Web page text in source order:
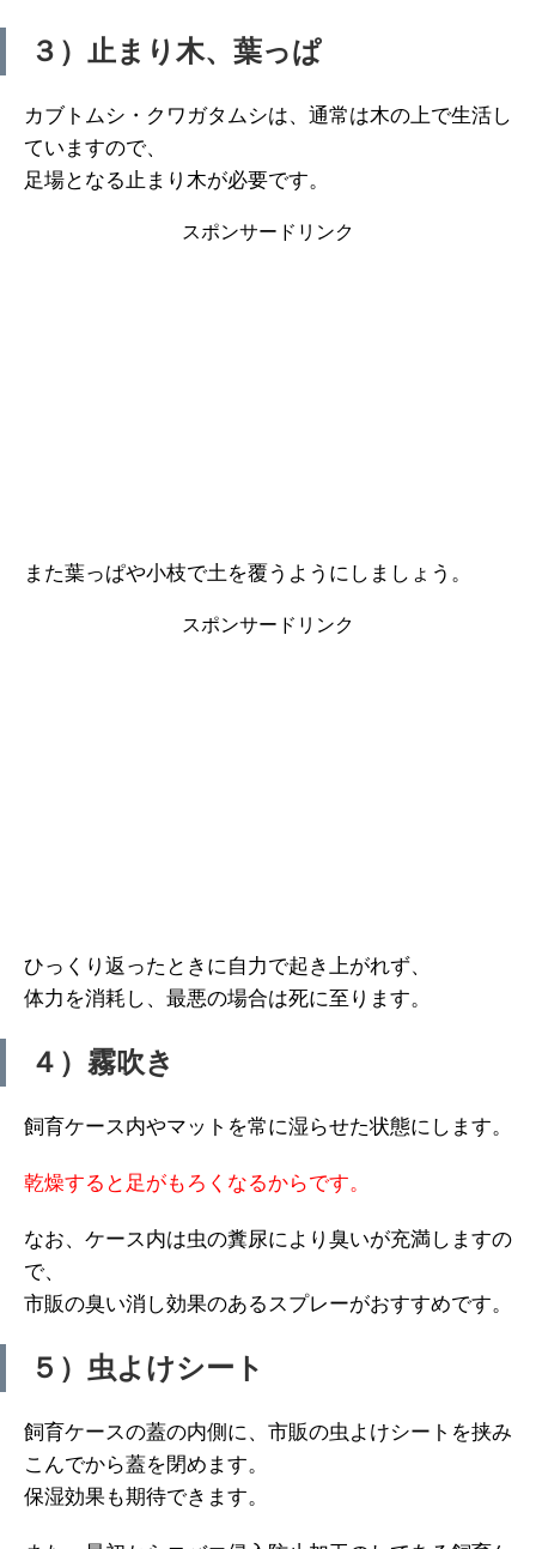
３）止まり木、葉っぱ
カブトムシ・クワガタムシは、通常は木の上で生活し
ていますので、
足場となる止まり木が必要です。
スポンサードリンク
また葉っぱや小枝で土を覆うようにしましょう。
スポンサードリンク
ひっくり返ったときに自力で起き上がれず、
体力を消耗し、最悪の場合は死に至ります。
４）霧吹き
飼育ケース内やマットを常に湿らせた状態にします。
乾燥すると足がもろくなるからです。
なお、ケース内は虫の糞尿により臭いが充満しますの
で、
市販の臭い消し効果のあるスプレーがおすすめです。
５）虫よけシート
飼育ケースの蓋の内側に、市販の虫よけシートを挟み
こんでから蓋を閉めます。
保湿効果も期待できます。